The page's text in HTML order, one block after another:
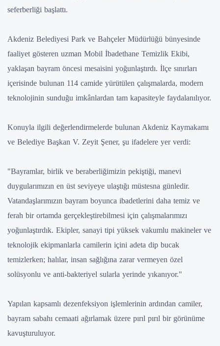
seferberliği başlattı.
Akdeniz Belediyesi Park ve Bahçeler Müdürlüğü bünyesinde
faaliyet gösteren uzman Mobil İbadethane Temizlik Ekibi,
yaklaşan bayram öncesi mesaisini yoğunlaştırdı. İlçe sınırları
içerisinde bulunan 114 camide yürütülen çalışmalarda, modern
teknolojinin sunduğu imkânlardan tam kapasiteyle faydalanılıyor.
Konuyla ilgili değerlendirmelerde bulunan Akdeniz Kaymakamı
ve Belediye Başkan V. Zeyit Şener, şu ifadelere yer verdi:
"Bayramlar, birlik ve beraberliğimizin pekiştiği, manevi
duygularımızın en üst seviyeye ulaştığı müstesna günledir.
Vatandaşlarımızın bayram boyunca ibadetlerini daha temiz ve
ferah bir ortamda gerçekleştirebilmesi için çalışmalarımızı
yoğunlaştırdık. Ekipler, sanayi tipi yüksek vakumlu makineler ve
teknolojik ekipmanlarla camilerin içini adeta dip bucak
temizlerken; halılar, insan sağlığına zarar vermeyen özel
solüsyonlu ve anti-bakteriyel sularla yerinde yıkanıyor."
Yapılan kapsamlı dezenfeksiyon işlemlerinin ardından camiler,
bayram sabahı cemaati ağırlamak üzere pırıl pırıl bir görünüme
kavuşturuluyor.